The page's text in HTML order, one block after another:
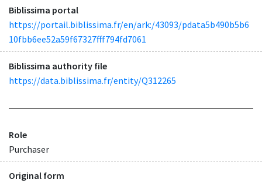
Biblissima portal
https://portail.biblissima.fr/en/ark:/43093/pdata5b490b5b6
10fbb6ee52a59f67327fff794fd7061
Biblissima authority file
https://data.biblissima.fr/entity/Q312265
Role
Purchaser
Original form